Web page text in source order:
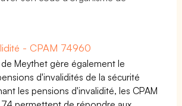
- CPAM 74960
Meythet gère également le
d'invalidités de la sécurité
les pensions d'invalidité, les CPAM